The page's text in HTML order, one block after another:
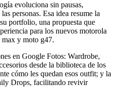
evoluciona sin pausas,
personas. Esa idea resume la
portfolio, una propuesta que
para los nuevos motorola
y moto g47.
en Google Fotos: Wardrobe,
desde la biblioteca de los
cómo les quedan esos outfit; y la
Drops, facilitando revivir